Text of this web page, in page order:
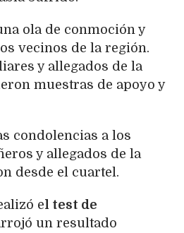
ola de conmoción y
vecinos de la región.
y allegados de la
muestras de apoyo y
condolencias a los
y allegados de la
desde el cuartel.
el test de
un resultado